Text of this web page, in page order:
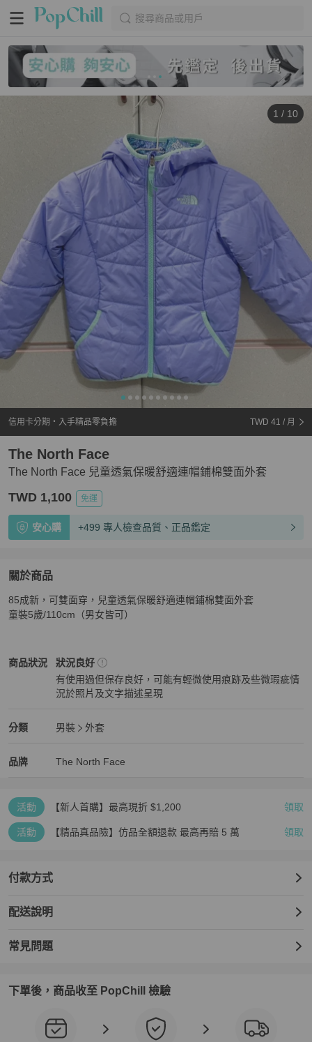
搜尋商品或用戶
1 / 10
信用卡分期・入手精品零負擔 TWD 41 / 月
The North Face 兒童透氣保暖舒適連帽鋪棉雙面外套
The North Face
TWD 1,100 免運
安心購 +499 專人檢查品質、正品鑑定
關於商品
關於The North Face 兒童透氣保暖舒適連帽鋪棉雙面外套
85成新，可雙面穿，兒童透氣保暖舒適連帽鋪棉雙面外套
童裝5歲/110cm（男女皆可）
商品狀況
The North Face男裝 商品狀態與細節
狀況良好
有使用過但保存良好，可能有輕微使用痕跡及些微瑕疵情
況於照片及文字描述呈現
分類
The North Face 男裝分類資訊
男裝
外套
品牌
The North Face精品男裝品牌介紹
The North Face
The North Face推薦清單
活動 【新人首購】最高現折 $1,200 領取
活動 【精品真品險】仿品全額退款 最高再賠 5 萬 領取
付款方式
配送說明
常見問題
下單後，商品收至 PopChill 檢驗